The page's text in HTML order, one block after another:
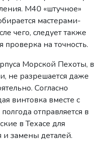
M40 «штучное»
мастерами-
чего, следует также
на точность.
Морской Пехоты, в
не разрешается даже
Согласно
винтовка вместе с
отправляется в
в Техасе для
и замены деталей.